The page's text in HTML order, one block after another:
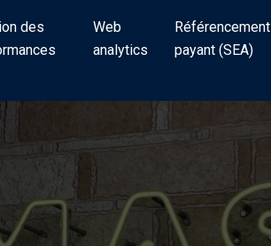
des
Web
analytics
Référencement
payant (SEA)